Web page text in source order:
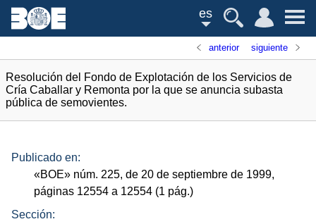
es
anterior siguiente
Resolución del Fondo de Explotación de los Servicios de
Cría Caballar y Remonta por la que se anuncia subasta
pública de semovientes.
Publicado en:
«BOE» núm. 225, de 20 de septiembre de 1999,
páginas 12554 a 12554 (1 pág.)
Sección: